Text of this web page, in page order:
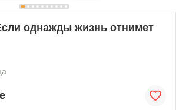
однажды жизнь отнимет